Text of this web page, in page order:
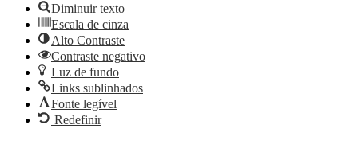
Diminuir texto
Escala de cinza
Alto Contraste
Contraste negativo
Luz de fundo
Links sublinhados
Fonte legível
Redefinir